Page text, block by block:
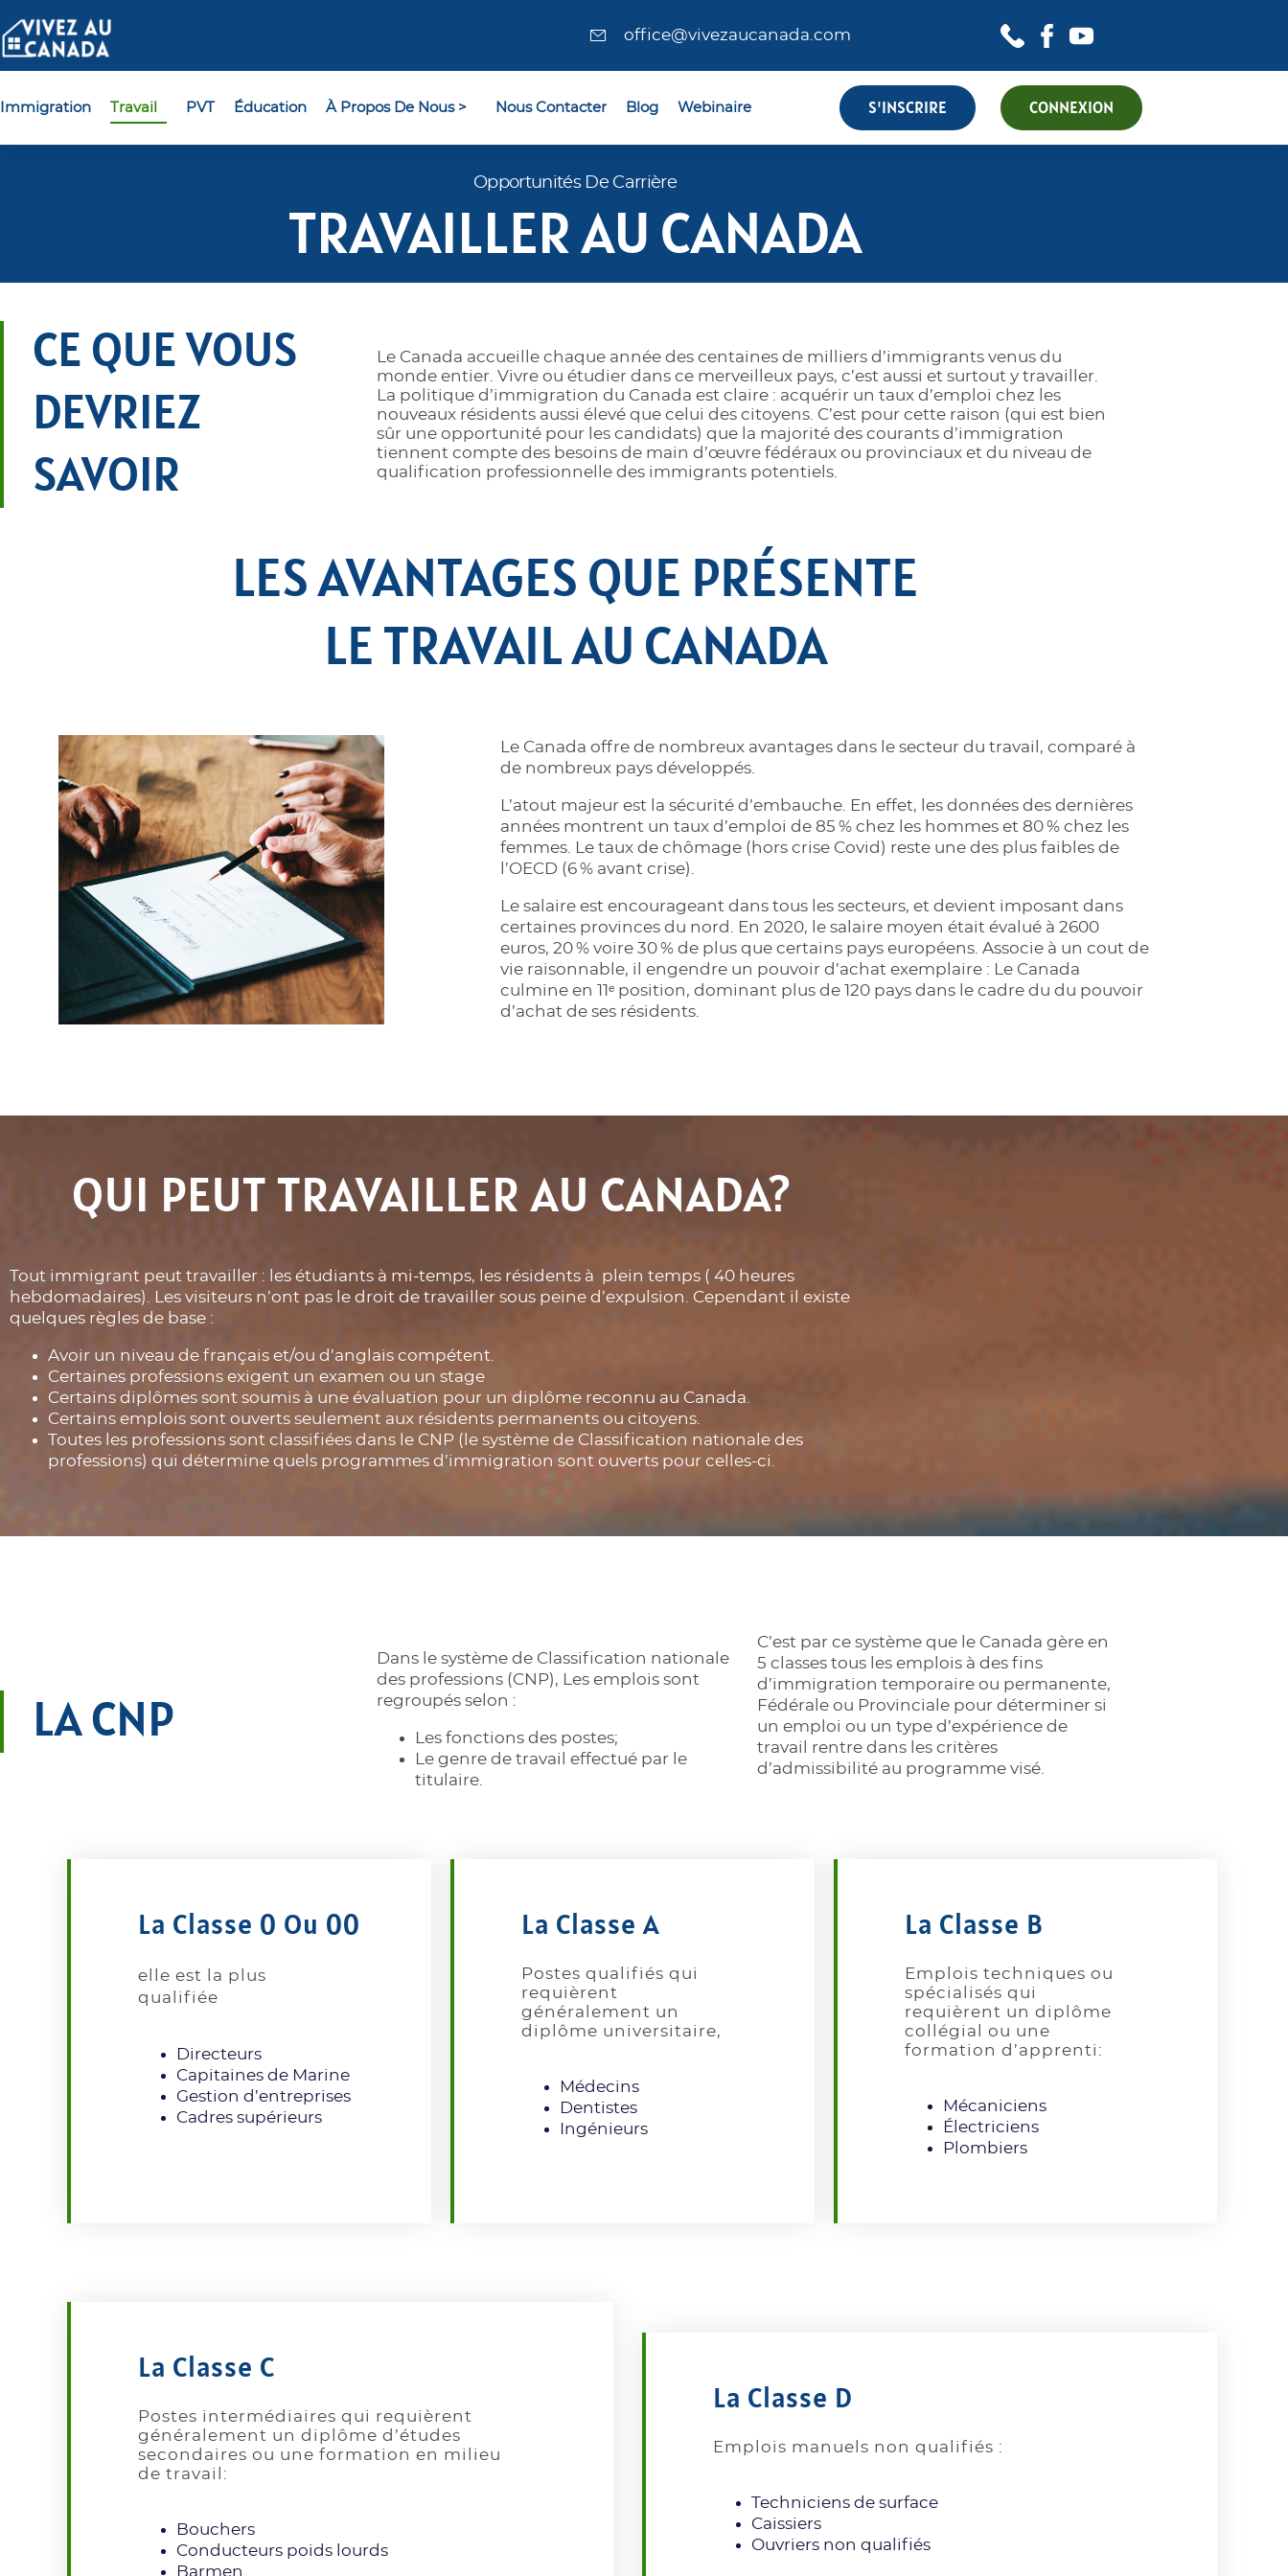
office@vivezaucanada.com
Immigration Travail PVT Éducation À Propos De Nous > Nous Contacter Blog Webinaire S'INSCRIRE CONNEXION
Opportunités De Carrière
TRAVAILLER AU CANADA
CE QUE VOUS
DEVRIEZ
SAVOIR
Le Canada accueille chaque année des centaines de milliers d’immigrants venus du
monde entier. Vivre ou étudier dans ce merveilleux pays, c’est aussi et surtout y travailler.
La politique d’immigration du Canada est claire : acquérir un taux d’emploi chez les
nouveaux résidents aussi élevé que celui des citoyens. C’est pour cette raison (qui est bien
sûr une opportunité pour les candidats) que la majorité des courants d’immigration
tiennent compte des besoins de main d’œuvre fédéraux ou provinciaux et du niveau de
qualification professionnelle des immigrants potentiels.
LES AVANTAGES QUE PRÉSENTE
LE TRAVAIL AU CANADA
Le Canada offre de nombreux avantages dans le secteur du travail, comparé à
de nombreux pays développés.
L’atout majeur est la sécurité d’embauche. En effet, les données des dernières
années montrent un taux d’emploi de 85 % chez les hommes et 80 % chez les
femmes. Le taux de chômage (hors crise Covid) reste une des plus faibles de
l’OECD (6 % avant crise).
Le salaire est encourageant dans tous les secteurs, et devient imposant dans
certaines provinces du nord. En 2020, le salaire moyen était évalué à 2600
euros, 20 % voire 30 % de plus que certains pays européens. Associe à un cout de
vie raisonnable, il engendre un pouvoir d’achat exemplaire : Le Canada
culmine en 11ᵉposition, dominant plus de 120 pays dans le cadre du du pouvoir
d’achat de ses résidents.
QUI PEUT TRAVAILLER AU CANADA?
Tout immigrant peut travailler : les étudiants à mi-temps, les résidents à plein temps ( 40 heures
hebdomadaires). Les visiteurs n’ont pas le droit de travailler sous peine d’expulsion. Cependant il existe
quelques règles de base :
Avoir un niveau de français et/ou d’anglais compétent.
Certaines professions exigent un examen ou un stage
Certains diplômes sont soumis à une évaluation pour un diplôme reconnu au Canada.
Certains emplois sont ouverts seulement aux résidents permanents ou citoyens.
Toutes les professions sont classifiées dans le CNP (le système de Classification nationale des
professions) qui détermine quels programmes d’immigration sont ouverts pour celles-ci.
LA CNP
Dans le système de Classification nationale
des professions (CNP), Les emplois sont
regroupés selon :
Les fonctions des postes;
Le genre de travail effectué par le
titulaire.
C’est par ce système que le Canada gère en
5 classes tous les emplois à des fins
d’immigration temporaire ou permanente,
Fédérale ou Provinciale pour déterminer si
un emploi ou un type d’expérience de
travail rentre dans les critères
d’admissibilité au programme visé.
La Classe 0 Ou 00
elle est la plus
qualifiée
Directeurs
Capitaines de Marine
Gestion d’entreprises
Cadres supérieurs
La Classe A
Postes qualifiés qui
requièrent
généralement un
diplôme universitaire,
Médecins
Dentistes
Ingénieurs
La Classe B
Emplois techniques ou
spécialisés qui
requièrent un diplôme
collégial ou une
formation d’apprenti:
Mécaniciens
Électriciens
Plombiers
La Classe C
Postes intermédiaires qui requièrent
généralement un diplôme d’études
secondaires ou une formation en milieu
de travail:
Bouchers
Conducteurs poids lourds
Barmen
La Classe D
Emplois manuels non qualifiés :
Techniciens de surface
Caissiers
Ouvriers non qualifiés